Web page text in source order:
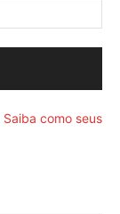
Saiba como seus